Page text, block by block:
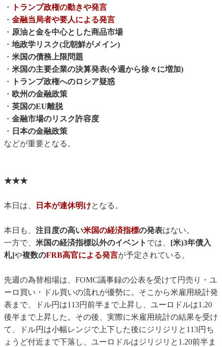
・
トランプ政権の動きや発言
・ 金融当局者や要人による発言
・ 原油と金を中心とした商品市場
・ 地政学リスク(北朝鮮がメイン)
・ 米国の債務上限問題
・ 米国の主要企業の決算発表(今週から徐々に増加)
・
トランプ政権へのロシア疑惑
・ 欧州の金融政策
・ 英国のEU離脱
・ 金融市場のリスク許容度
・ 日本の金融政策
などが重要となる。
★★★
本日は、 日本が連休明けとなる。
本日も、 注目度の高い米国の経済指標の発表はない。
一方で、 米国の経済指標以外のイベント では、 [米)3年債入
札]や複数のFRB高官による発言が予定されている。
先週の為替相場は、FOMC議事録の公表を受けて円売り・ユ
ーロ買い・ドル買いの流れが優勢に。そこから米雇用統計発
表まで、ドル円は113円前半まで上昇し、ユーロドルは1.20
後半まで上昇した。その後、実際に米雇用統計の結果を受け
て、ドル円は小幅レンジで上下した後にジリジリと113円ち
ょうど付近まで下落し、ユーロドルはジリジリと1.20前半ま